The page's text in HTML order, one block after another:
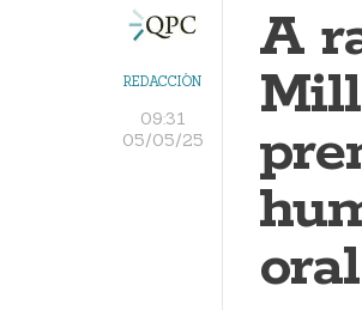
REDACCIÓN
09:31
05/05/25
A
oral